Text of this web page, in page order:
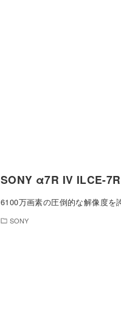
SONY α7R IV ILCE-
6100万画素の圧倒的な解像度
SONY